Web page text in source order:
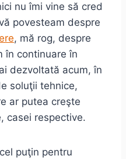
nu îmi vine să cred
povesteam despre
, mă rog, despre
în continuare în
dezvoltată acum, în
soluţii tehnice,
ar putea creşte
casei respective.
puţin pentru